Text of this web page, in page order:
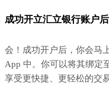
成功开立汇立银行账户
会！成功开户后，你会马
App 中。你可以将其绑定
享受更快捷、更轻松的交